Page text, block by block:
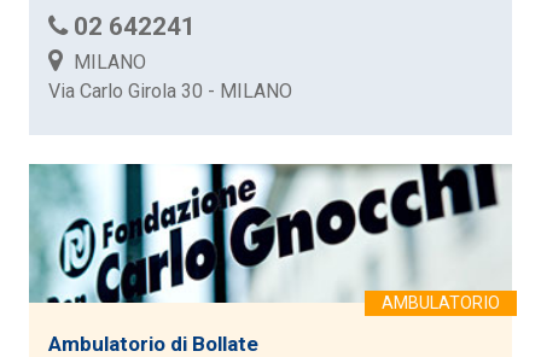
02 642241
MILANO
Via Carlo Girola 30 - MILANO
Ambulatorio di Bollate